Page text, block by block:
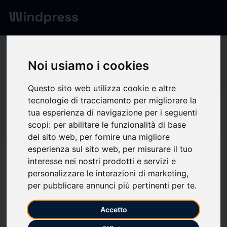
Noi usiamo i cookies
Questo sito web utilizza cookie e altre
tecnologie di tracciamento per migliorare la
tua esperienza di navigazione per i seguenti
scopi: per abilitare le funzionalità di base
del sito web, per fornire una migliore
esperienza sul sito web, per misurare il tuo
interesse nei nostri prodotti e servizi e
personalizzare le interazioni di marketing,
per pubblicare annunci più pertinenti per te.
Accetto
Network/Società
Cn
Non verificato
CnerG
favorite Segui aggiornamenti
Ecologia/Salute ambientale Energia Energie Rinnovabili Logistica